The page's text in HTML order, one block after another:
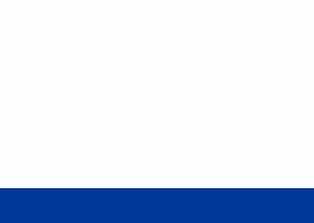
Ürün bilgilerinde hatalar bulunuyor.